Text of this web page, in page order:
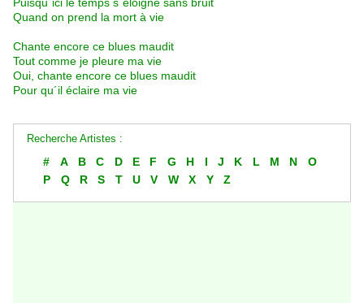
Puisqu´ici le temps s´éloigne sans bruit
Quand on prend la mort à vie
Chante encore ce blues maudit
Tout comme je pleure ma vie
Oui, chante encore ce blues maudit
Pour qu´il éclaire ma vie
Recherche Artistes :
# A B C D E F G H I J K L M N
O
P
Q R S T U V W X Y Z